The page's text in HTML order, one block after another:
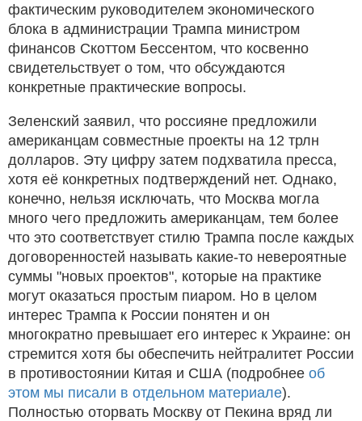
фактическим руководителем экономического
блока в администрации Трампа министром
финансов Скоттом Бессентом, что косвенно
свидетельствует о том, что обсуждаются
конкретные практические вопросы.
Зеленский заявил, что россияне предложили
американцам совместные проекты на 12 трлн
долларов. Эту цифру затем подхватила пресса,
хотя её конкретных подтверждений нет. Однако,
конечно, нельзя исключать, что Москва могла
много чего предложить американцам, тем более
что это соответствует стилю Трампа после каждых
договоренностей называть какие-то невероятные
суммы "новых проектов", которые на практике
могут оказаться простым пиаром. Но в целом
интерес Трампа к России понятен и он
многократно превышает его интерес к Украине: он
стремится хотя бы обеспечить нейтралитет России
в противостоянии Китая и США (подробнее об
этом мы писали в отдельном материале).
Полностью оторвать Москву от Пекина вряд ли